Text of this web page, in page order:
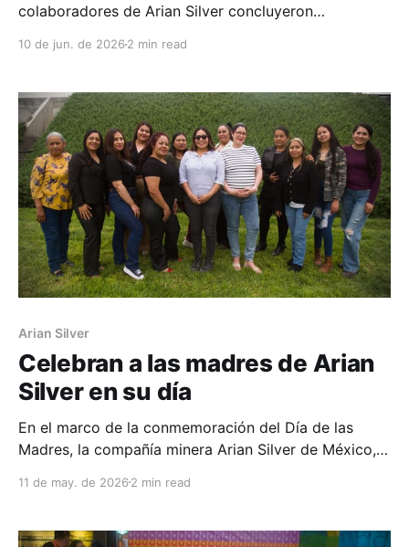
colaboradores de Arian Silver concluyeron
el Consejo Nacional de Normalización y Certificación
los Estándares de Competencia EC0217, referente a
la impartición de cursos de formación del capital
humano
10 de jun. de 2026 2 min read
Arian Silver
Celebran a las madres de Arian
Silver en su día
En el marco de la conmemoración del Día de las
Madres, la compañía minera Arian Silver de México,
reconocimiento para las colaboradoras que
dentro y fuera de cualquier organización: el de ser
11 de may. de 2026 2 min read